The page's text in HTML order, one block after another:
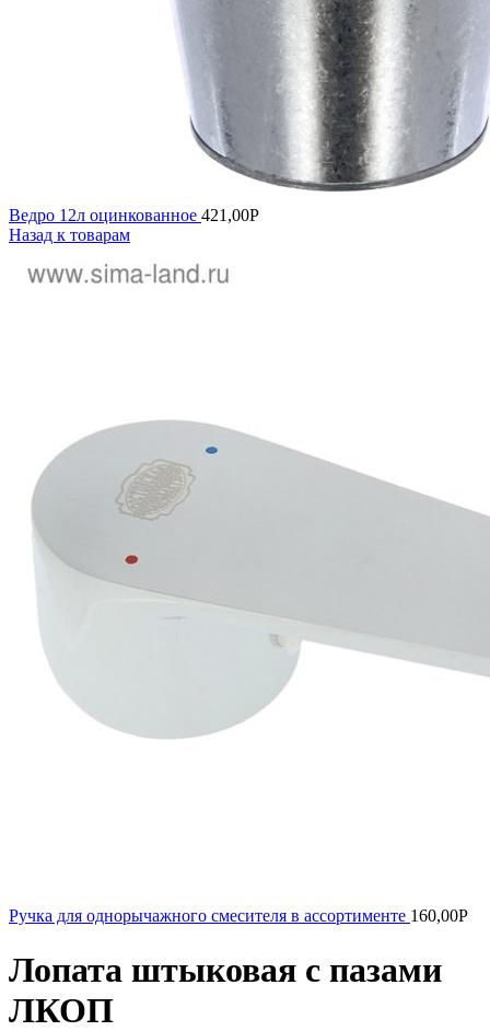
Ведро 12л оцинкованное 421,00Р
Назад к товарам
Ручка для однорычажного смесителя в ассортименте 160,00Р
Лопата штыковая с пазами
ЛКОП